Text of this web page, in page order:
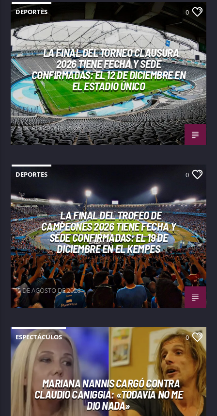
DEPORTES 0
LA FINAL DEL TORNEO CLAUSURA
2026 TIENE FECHA Y SEDE
CONFIRMADAS: EL 12 DE DICIEMBRE EN
EL ESTADIO ÚNICO
5 DE AGOSTO DE 2026
DEPORTES 0
LA FINAL DEL TROFEO DE
CAMPEONES 2026 TIENE FECHA Y
SEDE CONFIRMADAS: EL 19 DE
DICIEMBRE EN EL KEMPES
5 DE AGOSTO DE 2026
ESPECTÁCULOS 0
MARIANA NANNIS CARGÓ CONTRA
CLAUDIO CANIGGIA: «TODAVÍA NO ME
DIO NADA»